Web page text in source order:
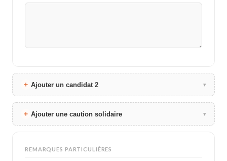
Ajouter un candidat 2 ▾
Ajouter une caution solidaire ▾
REMARQUES PARTICULIÈRES